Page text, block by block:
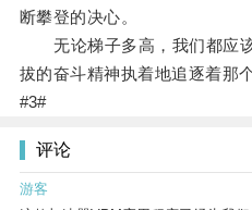
断攀登的决心。
无论梯子多高，我们都应该
拔的奋斗精神执着地追逐着那
#3#
评论
游客